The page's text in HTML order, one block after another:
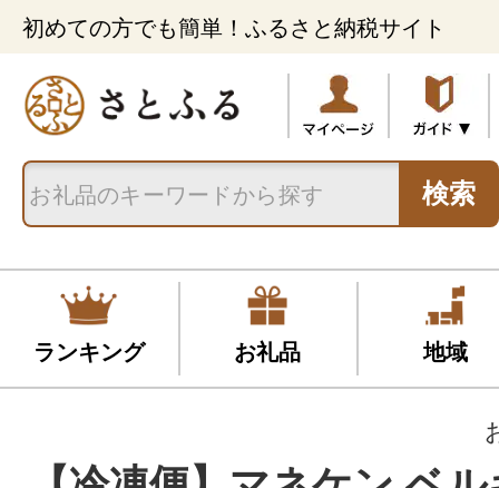
初めての方でも簡単！ふるさと納税サイト
検索
ランキング お礼品 地域